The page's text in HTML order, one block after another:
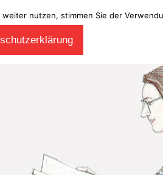
nutzen, stimmen Sie der